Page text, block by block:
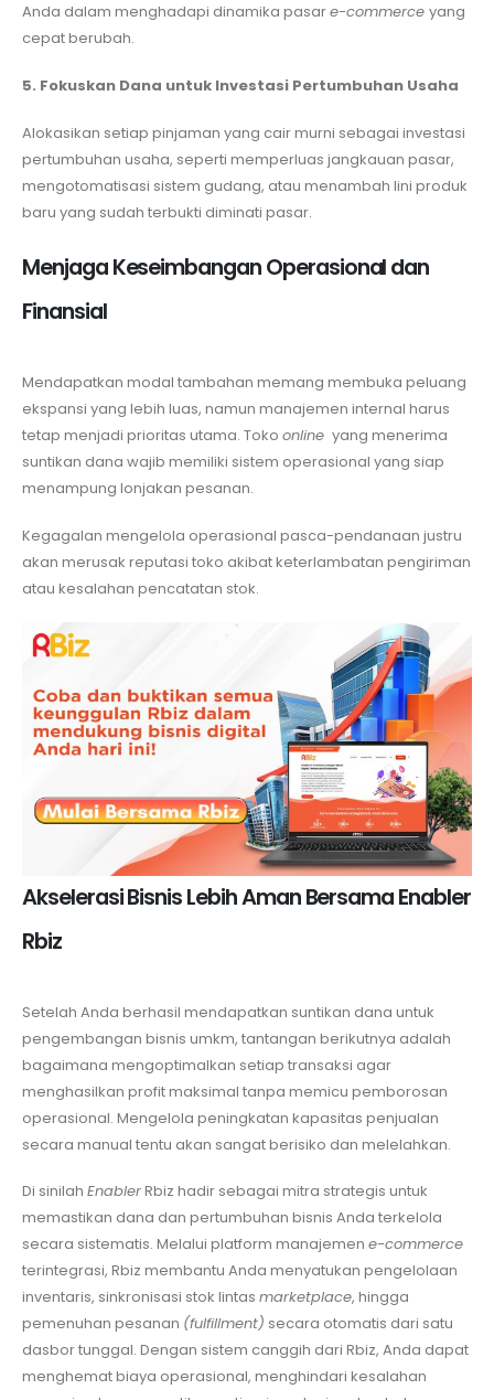
Anda dalam menghadapi dinamika pasare-commerce yang
cepat berubah.
5. Fokuskan Dana untuk Investasi Pertumbuhan Usaha
Alokasikan setiap pinjaman yang cair murni sebagai investasi
pertumbuhan usaha, seperti memperluas jangkauan pasar,
mengotomatisasi sistem gudang, atau menambah lini produk
baru yang sudah terbukti diminati pasar.
Menjaga Keseimbangan Operasional dan
Finansial
Mendapatkan modal tambahan memang membuka peluang
ekspansi yang lebih luas, namun manajemen internal harus
tetap menjadi prioritas utama. Toko online yang menerima
suntikan dana wajib memiliki sistem operasional yang siap
menampung lonjakan pesanan.
Kegagalan mengelola operasional pasca-pendanaan justru
akan merusak reputasi toko akibat keterlambatan pengiriman
atau kesalahan pencatatan stok.
Akselerasi Bisnis Lebih Aman Bersama Enabler
Rbiz
Setelah Anda berhasil mendapatkan suntikan dana untuk
pengembangan bisnis umkm, tantangan berikutnya adalah
bagaimana mengoptimalkan setiap transaksi agar
menghasilkan profit maksimal tanpa memicu pemborosan
operasional. Mengelola peningkatan kapasitas penjualan
secara manual tentu akan sangat berisiko dan melelahkan.
Di sinilah EnablerRbiz hadir sebagai mitra strategis untuk
memastikan dana dan pertumbuhan bisnis Anda terkelola
secara sistematis. Melalui platform manajemen e-commerce
terintegrasi, Rbiz membantu Anda menyatukan pengelolaan
inventaris, sinkronisasi stok lintas marketplace, hingga
pemenuhan pesanan (fulfillment) secara otomatis dari satu
dasbor tunggal. Dengan sistem canggih dari Rbiz, Anda dapat
menghemat biaya operasional, menghindari kesalahan